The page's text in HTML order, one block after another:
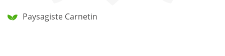
Paysagiste Carnetin